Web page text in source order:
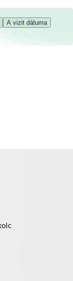
A vizit dátuma